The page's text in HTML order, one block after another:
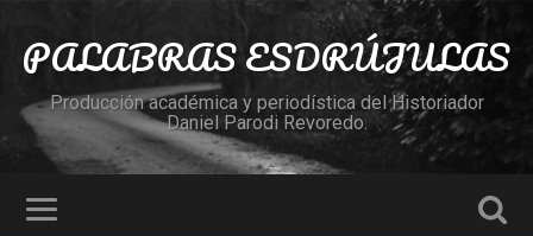
PALABRAS ESDRÚJULAS
Producción académica y periodística del Historiador
Daniel Parodi Revoredo.